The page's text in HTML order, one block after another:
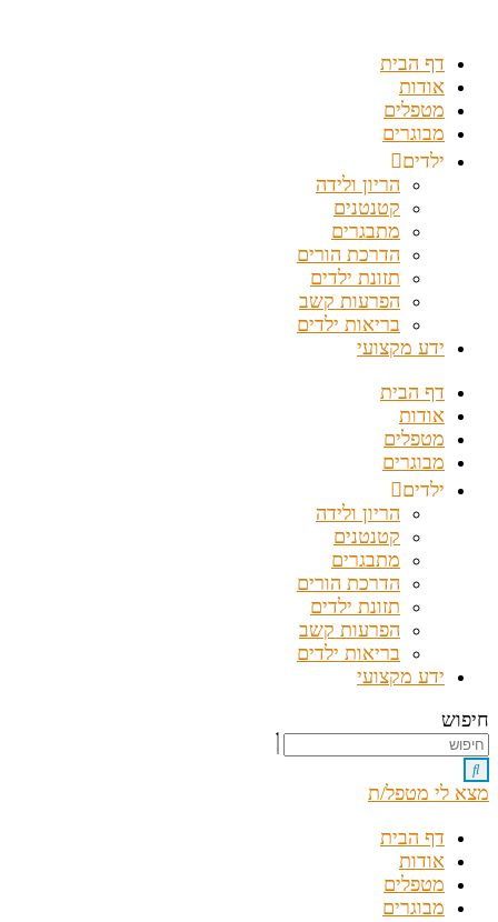
דף הבית
אודות
מטפלים
מבוגרים
ילדים
הריון ולידה
קטנטנים
מתבגרים
הדרכת הורים
תזונת ילדים
הפרעות קשב
בריאות ילדים
ידע מקצועי
דף הבית
אודות
מטפלים
מבוגרים
ילדים
הריון ולידה
קטנטנים
מתבגרים
הדרכת הורים
תזונת ילדים
הפרעות קשב
בריאות ילדים
ידע מקצועי
חיפוש
מצא לי מטפל/ת
דף הבית
אודות
מטפלים
מבוגרים